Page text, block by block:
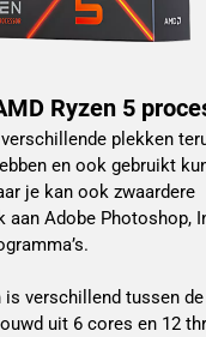
Ryzen 5
plekken
en ook gebruikt
je kan ook zwaardere
aan Adobe Photoshop,
verschillend tussen
uit 6 cores en 12